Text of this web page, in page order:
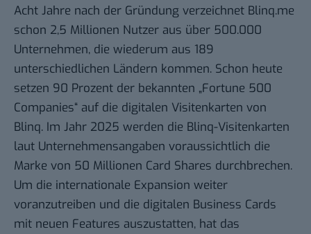
Acht Jahre nach der Gründung verzeichnet Blinq.me
schon 2,5 Millionen Nutzer aus über 500.000
Unternehmen, die wiederum aus 189
unterschiedlichen Ländern kommen. Schon heute
setzen 90 Prozent der bekannten „Fortune 500
Companies“ auf die digitalen Visitenkarten von
Blinq. Im Jahr 2025 werden die Blinq-Visitenkarten
laut Unternehmensangaben voraussichtlich die
Marke von 50 Millionen Card Shares durchbrechen.
Um die internationale Expansion weiter
voranzutreiben und die digitalen Business Cards
mit neuen Features auszustatten, hat das